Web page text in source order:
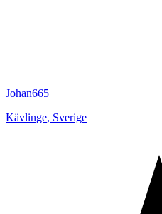
Johan665
Kävlinge, Sverige